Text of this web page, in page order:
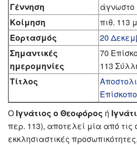
Γέννηση
άγνωστο
Κοίμηση
πιθ. 113
Εορτασμός
20
Σημαντικές
ημερομηνίες
70
113
Τίτλος
Ο Ιγνάτιος ο Θεοφόρος ή
περ. 113), αποτελεί μία από τις
εκκλησιαστικές